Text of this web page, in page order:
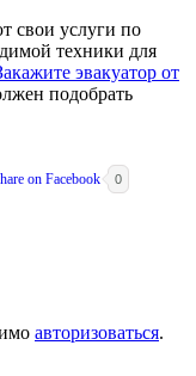
свои услуги по
техники для
эвакуатор от
подобрать
0
авторизоваться.